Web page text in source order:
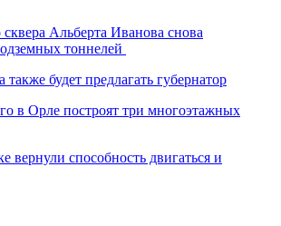
сквера Альберта Иванова снова
тоннелей
будет предлагать губернатор
в Орле построят три многоэтажных
вернули способность двигаться и